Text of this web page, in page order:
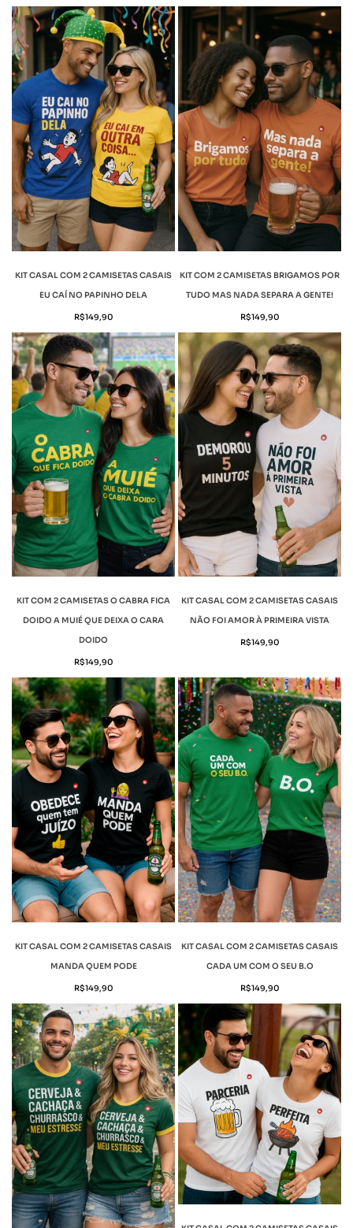
KIT CASAL COM 2 CAMISETAS CASAIS
EU CAÍ NO PAPINHO DELA
R$149,90
KIT COM 2 CAMISETAS BRIGAMOS POR
TUDO MAS NADA SEPARA A GENTE!
R$149,90
KIT COM 2 CAMISETAS O CABRA FICA
DOIDO A MUIÉ QUE DEIXA O CARA
DOIDO
R$149,90
KIT CASAL COM 2 CAMISETAS CASAIS
NÃO FOI AMOR À PRIMEIRA VISTA
R$149,90
KIT CASAL COM 2 CAMISETAS CASAIS
MANDA QUEM PODE
R$149,90
KIT CASAL COM 2 CAMISETAS CASAIS
CADA UM COM O SEU B.O
R$149,90